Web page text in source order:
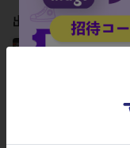
出品中一覧